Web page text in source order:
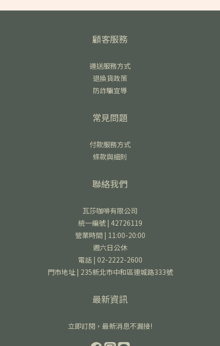
顧客服務
運送服務方式
退換貨政策
防詐騙宣導
常見問題
付款服務方式
條款與細則
聯絡我們
瓦莎咖啡有限公司
統一編號 | 42726119
營業時間 | 11:00-20:00
週六日公休
電話 | 02-2222-2600
門市地址 | 235新北市中和區連城路333號
最新資訊
立即訂閱，最新消息不漏接!